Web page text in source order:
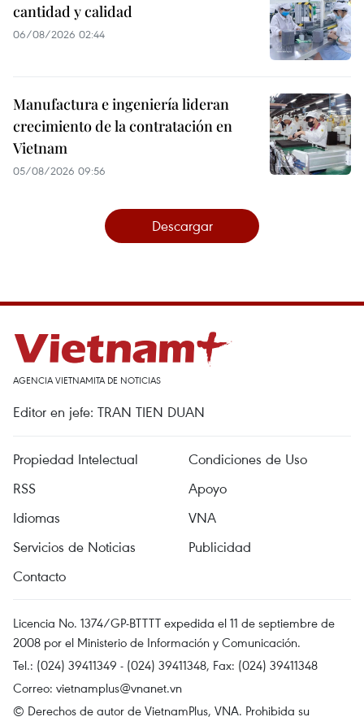
cantidad y calidad
06/08/2026 02:44
Manufactura e ingeniería lideran
crecimiento de la contratación en
Vietnam
05/08/2026 09:56
Descargar
AGENCIA VIETNAMITA DE NOTICIAS
Editor en jefe: TRAN TIEN DUAN
Propiedad Intelectual
Condiciones de Uso
RSS
Apoyo
Idiomas
VNA
Servicios de Noticias
Publicidad
Contacto
Licencia No. 1374/GP-BTTTT expedida el 11 de septiembre de
2008 por el Ministerio de Información y Comunicación.
Tel.: (024) 39411349 - (024) 39411348, Fax: (024) 39411348
Correo: vietnamplus@vnanet.vn
© Derechos de autor de VietnamPlus, VNA. Prohibida su